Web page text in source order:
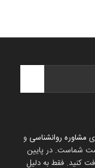
مشاوره روانشناسی و
شماست. در پایین
کنید. فقط به دلیل